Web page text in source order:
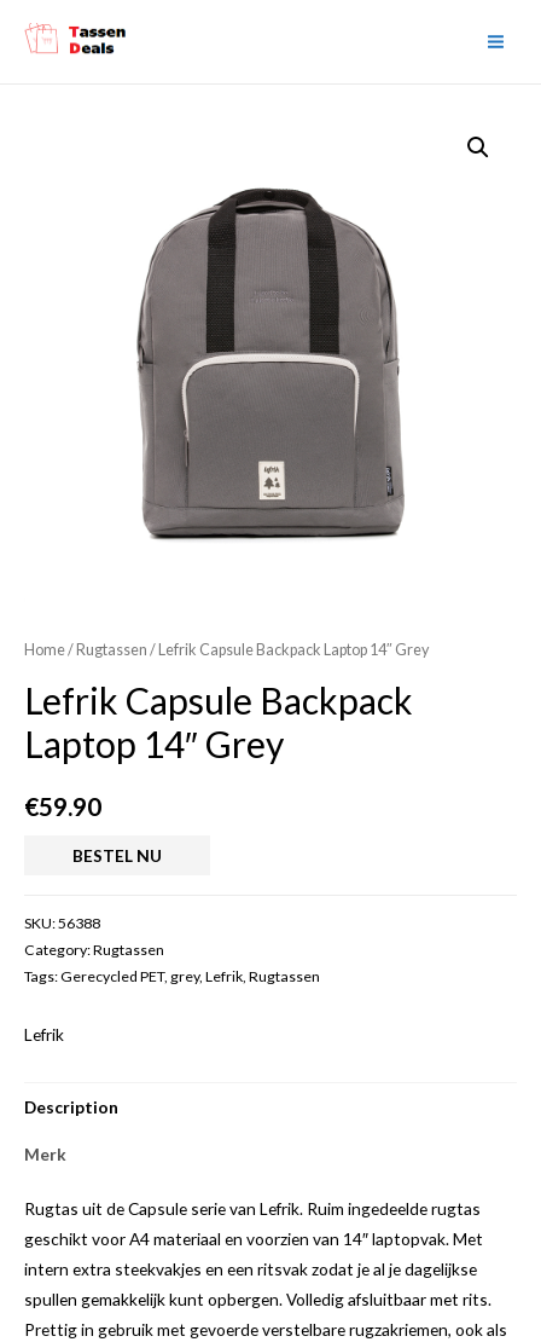
Home/ Rugtassen / Lefrik Capsule Backpack Laptop 14″ Grey
Lefrik Capsule Backpack
Laptop 14″ Grey
€59.90
BESTEL NU
SKU:56388
Category:Rugtassen
Tags:Gerecycled PET, grey, Lefrik, Rugtassen
Lefrik
Description
Merk
Rugtas uit de Capsule serie van Lefrik. Ruim ingedeelde rugtas
geschikt voor A4 materiaal en voorzien van 14″ laptopvak. Met
intern extra steekvakjes en een ritsvak zodat je al je dagelijkse
spullen gemakkelijk kunt opbergen. Volledig afsluitbaar met rits.
Prettig in gebruik met gevoerde verstelbare rugzakriemen, ook als